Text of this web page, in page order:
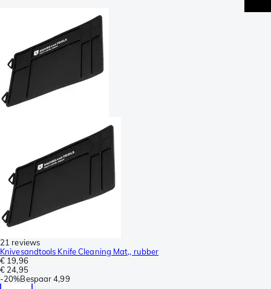
21 reviews
Knivesandtools Knife Cleaning Mat,, rubber
€ 19,96
€ 24,95
-20%Bespaar 4,99